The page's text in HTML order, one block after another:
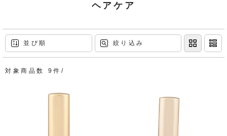
ヘアケア
並び順 絞り込み
対象商品数 9件/